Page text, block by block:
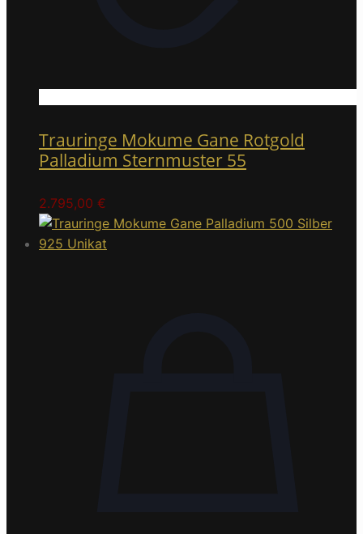
Trauringe Mokume Gane Rotgold
Palladium Sternmuster 55
2.795,00 €